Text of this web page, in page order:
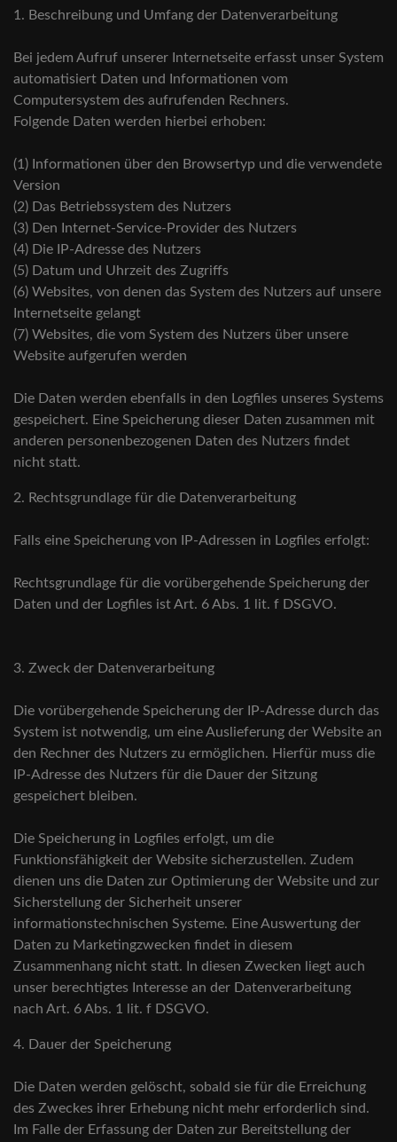
1. Beschreibung und Umfang der Datenverarbeitung
Bei jedem Aufruf unserer Internetseite erfasst unser System
automatisiert Daten und Informationen vom
Computersystem des aufrufenden Rechners.
Folgende Daten werden hierbei erhoben:
(1) Informationen über den Browsertyp und die verwendete
Version
(2) Das Betriebssystem des Nutzers
(3) Den Internet-Service-Provider des Nutzers
(4) Die IP-Adresse des Nutzers
(5) Datum und Uhrzeit des Zugriffs
(6) Websites, von denen das System des Nutzers auf unsere
Internetseite gelangt
(7) Websites, die vom System des Nutzers über unsere
Website aufgerufen werden
Die Daten werden ebenfalls in den Logfiles unseres Systems
gespeichert. Eine Speicherung dieser Daten zusammen mit
anderen personenbezogenen Daten des Nutzers findet
nicht statt.
2. Rechtsgrundlage für die Datenverarbeitung
Falls eine Speicherung von IP-Adressen in Logfiles erfolgt:
Rechtsgrundlage für die vorübergehende Speicherung der
Daten und der Logfiles ist Art. 6 Abs. 1 lit. f DSGVO.
3. Zweck der Datenverarbeitung
Die vorübergehende Speicherung der IP-Adresse durch das
System ist notwendig, um eine Auslieferung der Website an
den Rechner des Nutzers zu ermöglichen. Hierfür muss die
IP-Adresse des Nutzers für die Dauer der Sitzung
gespeichert bleiben.
Die Speicherung in Logfiles erfolgt, um die
Funktionsfähigkeit der Website sicherzustellen. Zudem
dienen uns die Daten zur Optimierung der Website und zur
Sicherstellung der Sicherheit unserer
informationstechnischen Systeme. Eine Auswertung der
Daten zu Marketingzwecken findet in diesem
Zusammenhang nicht statt. In diesen Zwecken liegt auch
unser berechtigtes Interesse an der Datenverarbeitung
nach Art. 6 Abs. 1 lit. f DSGVO.
4. Dauer der Speicherung
Die Daten werden gelöscht, sobald sie für die Erreichung
des Zweckes ihrer Erhebung nicht mehr erforderlich sind.
Im Falle der Erfassung der Daten zur Bereitstellung der